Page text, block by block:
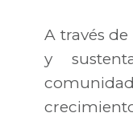
A través
y